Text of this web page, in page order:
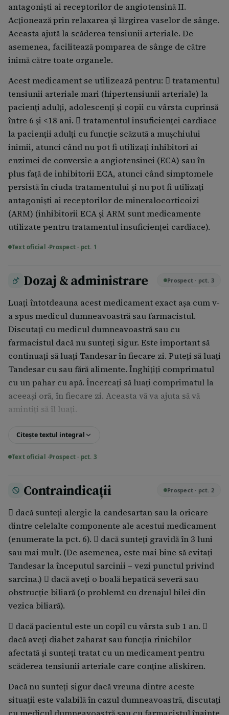
antagoniști ai receptorilor de angiotensină II.
Acționează prin relaxarea și lărgirea vaselor de sânge.
Aceasta ajută la scăderea tensiunii arteriale. De
asemenea, facilitează pomparea de sânge de către
inimă către toate organele.
Acest medicament se utilizează pentru:  tratamentul
tensiunii arteriale mari (hipertensiunii arteriale) la
pacienți adulți, adolescenți și copii cu vârsta cuprinsă
între 6 și <18 ani.  tratamentul insuficienței cardiace
la pacienții adulți cu funcție scăzută a mușchiului
inimii, atunci când nu pot fi utilizați inhibitori ai
enzimei de conversie a angiotensinei (ECA) sau în
plus față de inhibitorii ECA, atunci când simptomele
persistă în ciuda tratamentului și nu pot fi utilizați
antagoniști ai receptorilor de mineralocorticoizi
(ARM) (inhibitorii ECA și ARM sunt medicamente
utilizate pentru tratamentul insuficienței cardiace).
Text oficial ·Prospect · pct. 1
Dozaj & administrare Prospect · pct. 3
Luați întotdeauna acest medicament exact așa cum v-
a spus medicul dumneavoastră sau farmacistul.
Discutați cu medicul dumneavoastră sau cu
farmacistul dacă nu sunteți sigur. Este important să
continuați să luați Tandesar în fiecare zi. Puteți să luați
Tandesar cu sau fără alimente. Înghițiți comprimatul
cu un pahar cu apă. Încercați să luați comprimatul la
aceeași oră, în fiecare zi. Aceasta vă va ajuta să vă
amintiți să îl luați.
Pentru dozele care nu pot fi obținute cu Tandesar 32
conțin candesartan cilexetil în alte concentrații.
Tandesar este de 8 mg o dată pe zi. Medicul
dumneavoastră poate crește această doză până la 16
mg o dată pe zi și ulterior până la 32 mg o dată pe zi,
în funcție de răspunsul tensiunii arteriale.  La unii
pacienți, cum sunt cei cu probleme de ficat,
probleme de rinichi sau cei care au pierdut recent
lichide corporale, de exemplu, prin vărsături sau
diaree sau prin utilizarea de diuretice, medicul poate
prescrie o doză inițială mai mică.  Unii pacienți de
rasă neagră pot avea un răspuns scăzut la acest tip de
medicament, atunci când acesta este administrat ca
unic tratament, la acești pacienți putând fi necesară o
doză mai mare.
Utilizarea la copii și adolescenți cu tensiune arterială
mare:
Copii și adolescenți cu vârsta cuprinsă între 6 și <18
Citește textul integral
Text oficial ·Prospect · pct. 3
Contraindicații Prospect · pct. 2
 dacă sunteți alergic la candesartan sau la oricare
dintre celelalte componente ale acestui medicament
(enumerate la pct. 6).  dacă sunteți gravidă în 3 luni
sau mai mult. (De asemenea, este mai bine să evitați
Tandesar la începutul sarcinii – vezi punctul privind
sarcina.)  dacă aveți o boală hepatică severă sau
obstrucție biliară (o problemă cu drenajul bilei din
vezica biliară).
 dacă pacientul este un copil cu vârsta sub 1 an. 
dacă aveți diabet zaharat sau funcția rinichilor
afectată și sunteți tratat cu un medicament pentru
scăderea tensiunii arteriale care conține aliskiren.
Dacă nu sunteți sigur dacă vreuna dintre aceste
situații este valabilă în cazul dumneavoastră, discutați